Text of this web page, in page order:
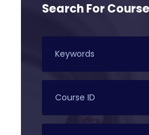
Search For